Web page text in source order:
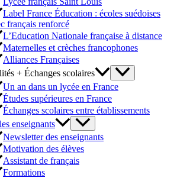
Label France Éducation : écoles suédoises
français renforcé
L’Education Nationale française à distance
Maternelles et crèches francophones
Alliances Françaises
+ Échanges scolaires
Un an dans un lycée en France
Études supérieures en France
Échanges scolaires entre établissements
enseignants
Newsletter des enseignants
Motivation des élèves
Assistant de français
Formations